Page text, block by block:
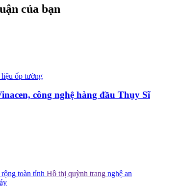
của bạn
công nghệ hàng đầu Thụy Sĩ
toàn tỉnh Hồ thị quỳnh trang nghệ an